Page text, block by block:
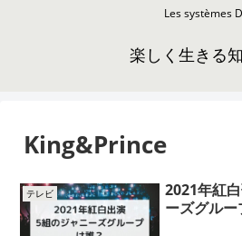
Les systèmes D
楽しく生きる
King&Prince
テレビ
2021年紅
ーズグルー